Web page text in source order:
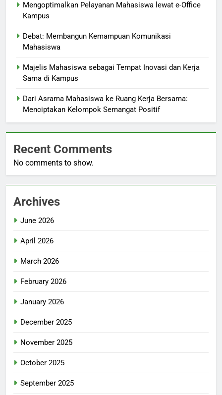
Mengoptimalkan Pelayanan Mahasiswa lewat e-Office
Kampus
Debat: Membangun Kemampuan Komunikasi
Mahasiswa
Majelis Mahasiswa sebagai Tempat Inovasi dan Kerja
Sama di Kampus
Dari Asrama Mahasiswa ke Ruang Kerja Bersama:
Menciptakan Kelompok Semangat Positif
Recent Comments
No comments to show.
Archives
June 2026
April 2026
March 2026
February 2026
January 2026
December 2025
November 2025
October 2025
September 2025